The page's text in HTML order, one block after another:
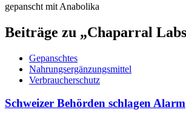
gepanscht mit Anabolika
Beiträge zu „Chaparral
Gepanschtes
Nahrungsergänzungsmittel
Verbraucherschutz
Schweizer Behörden schlagen Alarm